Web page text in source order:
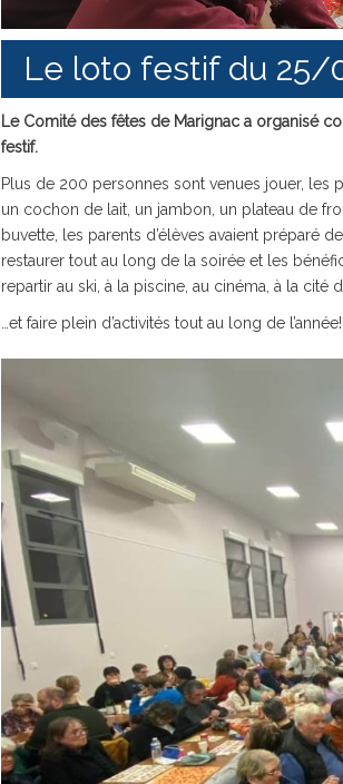
Le loto festif du 25/
Le Comité des fêtes de Marignac a organisé
festif.
Plus de 200 personnes sont venues jouer, les
un cochon de lait, un jambon, un plateau de
buvette, les parents d’élèves avaient préparé
restaurer tout au long de la soirée et les
repartir au ski, à la piscine, au cinéma, à la cité
…et faire plein d’activités tout au long de l’année!